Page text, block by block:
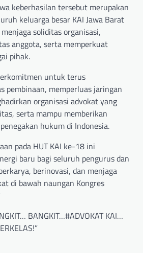
keberhasilan tersebut merupakan
keluarga besar KAI Jawa Barat
soliditas organisasi,
anggota, serta memperkuat
pihak.
untuk terus
pembinaan, memperluas jaringan
organisasi advokat yang
serta mampu memberikan
hukum di Indonesia.
pada HUT KAI ke-18 ini
baru bagi seluruh pengurus dan
berinovasi, dan menjaga
di bawah naungan Kongres
BANGKIT…#ADVOKAT KAI…